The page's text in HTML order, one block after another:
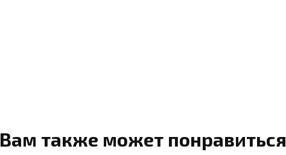
Вам также может понравиться